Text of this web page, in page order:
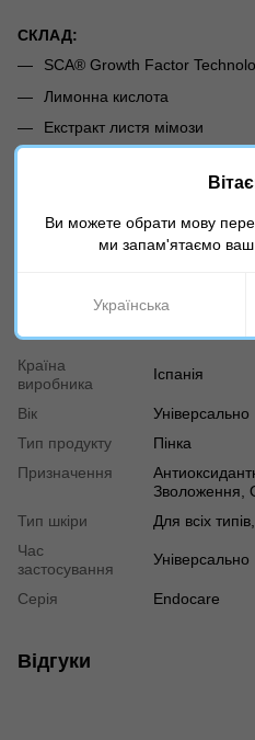
СКЛАД:
SCA® Growth Factor
Лимонна кислота
Екстракт листя мімози
ВИКОРИСТАННЯ:
Перед використанням збовтати.
Характеристики
Країна
виробника
Іспанія
Вік
Універсально
Тип продукту
Пінка
Призначення
Зволоження,
Тип шкіри
Для всіх
Час
застосування
Універсально
Серія Endocare
Відгуки
Ви можете обрати мову
ми запам'ятаємо ваш
Українська